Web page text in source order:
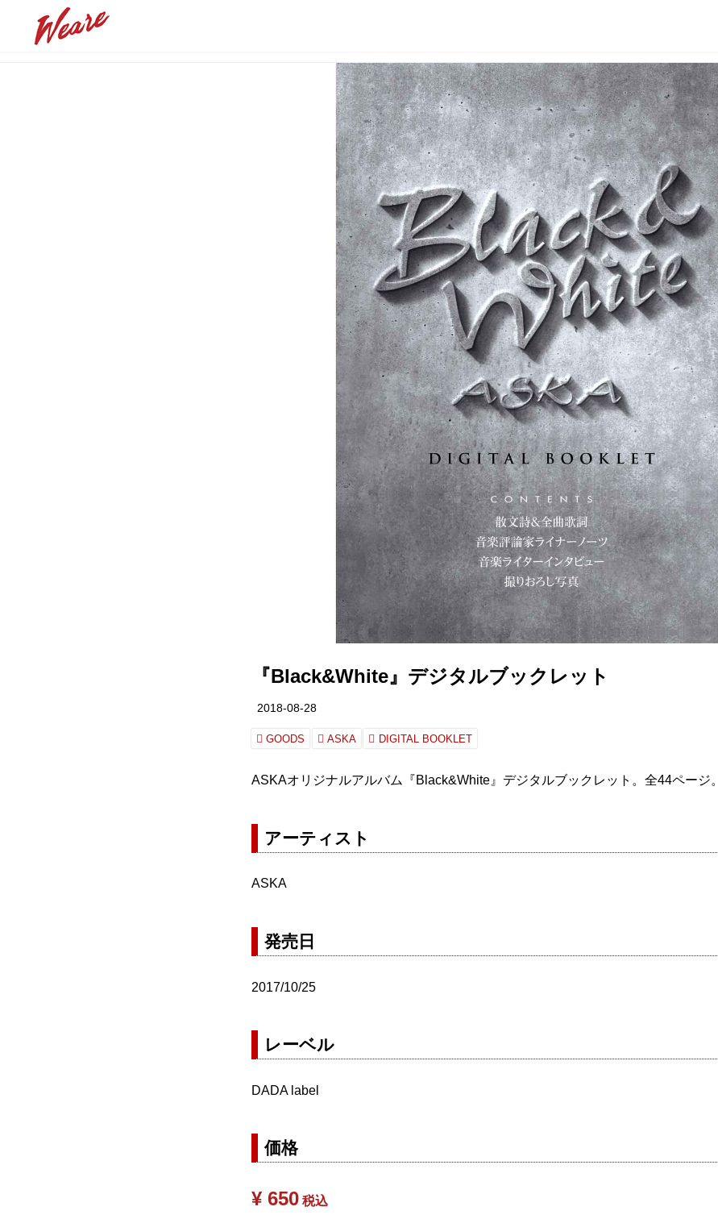
『Black&White』デジタルブックレット
2018-08-28
GOODS ASKA DIGITAL BOOKLET
ASKAオリジナルアルバム『Black&White』デジタルブックレット。全44ページ。
アーティスト
ASKA
発売日
2017/10/25
レーベル
DADA label
価格
¥ 650 税込